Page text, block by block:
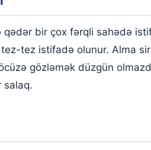
qədər bir çox fərqli sahədə
tez istifadə olunur. Alma
gözləmək düzgün
salaq.